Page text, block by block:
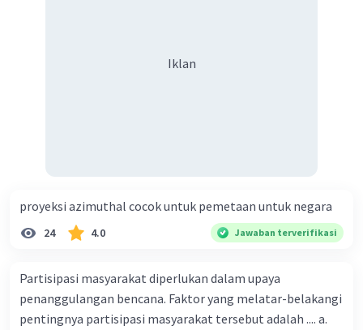
Iklan
proyeksi azimuthal cocok untuk pemetaan untuk negara
24 4.0 Jawaban terverifikasi
Partisipasi masyarakat diperlukan dalam upaya
penanggulangan bencana. Faktor yang melatar-belakangi
pentingnya partisipasi masyarakat tersebut adalah .... a.